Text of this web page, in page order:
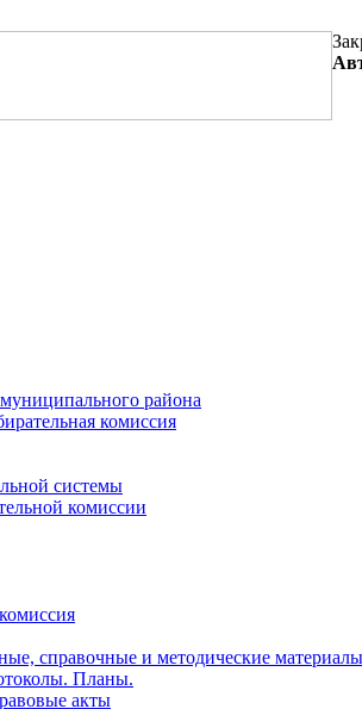
района
комиссия
системы
комиссии
справочные и методические материалы
Планы.
акты